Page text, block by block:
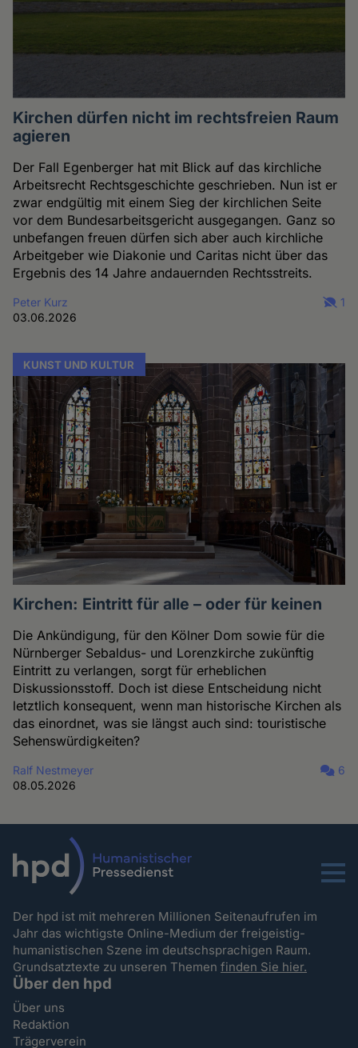
Kirchen dürfen nicht im rechtsfreien Raum
agieren
Der Fall Egenberger hat mit Blick auf das kirchliche
Arbeitsrecht Rechtsgeschichte geschrieben. Nun ist er
zwar endgültig mit einem Sieg der kirchlichen Seite
vor dem Bundesarbeitsgericht ausgegangen. Ganz so
unbefangen freuen dürfen sich aber auch kirchliche
Arbeitgeber wie Diakonie und Caritas nicht über das
Ergebnis des 14 Jahre andauernden Rechtsstreits.
Peter Kurz
03.06.2026
1
KUNST UND KULTUR
Kirchen: Eintritt für alle – oder für keinen
Die Ankündigung, für den Kölner Dom sowie für die
Nürnberger Sebaldus- und Lorenzkirche zukünftig
Eintritt zu verlangen, sorgt für erheblichen
Diskussionsstoff. Doch ist diese Entscheidung nicht
letztlich konsequent, wenn man historische Kirchen als
das einordnet, was sie längst auch sind: touristische
Sehenswürdigkeiten?
Ralf Nestmeyer
08.05.2026
6
Menu
Der hpd ist mit mehreren Millionen Seitenaufrufen im
Jahr das wichtigste Online-Medium der freigeistig-
humanistischen Szene im deutschsprachigen Raum.
Grundsatztexte zu unseren Themenfinden Sie hier.
Über den hpd
Über uns
Redaktion
Trägerverein